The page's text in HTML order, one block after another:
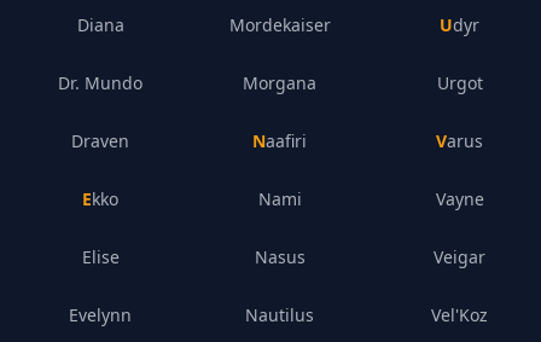
Diana
Dr. Mundo
Draven
Ekko
Elise
Evelynn
Mordekaiser
Morgana
Naafiri
Nami
Nasus
Nautilus
Udyr
Urgot
Varus
Vayne
Veigar
Vel'Koz